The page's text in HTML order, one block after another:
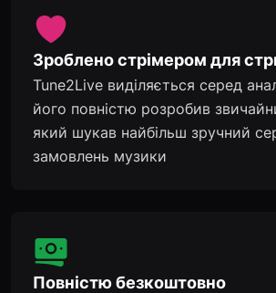
Зроблено стрімером для
Tune2Live виділяється серед
його повністю розробив
який шукав найбільш зручний
замовлень музики
Повністю безкоштовно